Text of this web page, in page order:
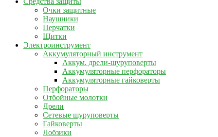
Очки защитные
Наушники
Перчатки
Щитки
Электроинструмент
Аккумуляторный инструмент
Аккум. дрели-шуруповерты
Аккумуляторные перфораторы
Аккумуляторные гайковерты
Перфораторы
Отбойные молотки
Дрели
Сетевые шуруповерты
Гайковерты
Лобзики